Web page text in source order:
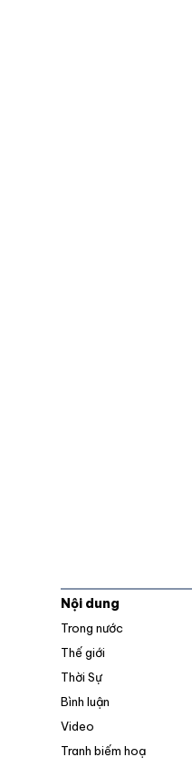
Nội dung
Trong nước
Thế giới
Thời Sự
Bình luận
Video
Tranh biếm hoạ